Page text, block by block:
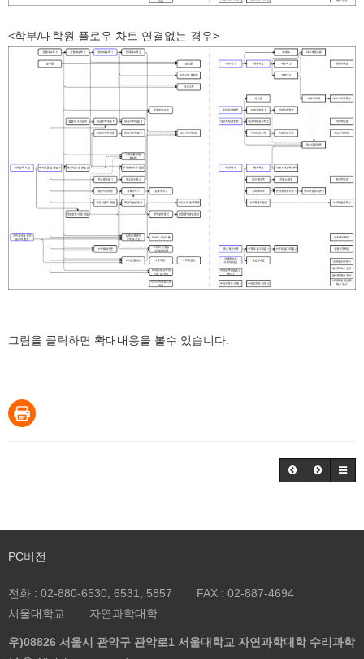
<학부/대학원 플로우 차트 연결없는 경우>
그림을 클릭하면 확대내용을 볼수 있습니다.
PC버전
전화 : 02-880-6530, 6531, 5857 FAX : 02-887-4694
서울대학교
자연과학대학
우)08826 서울시 관악구 관악로1 서울대학교 자연과학대학 수리과학